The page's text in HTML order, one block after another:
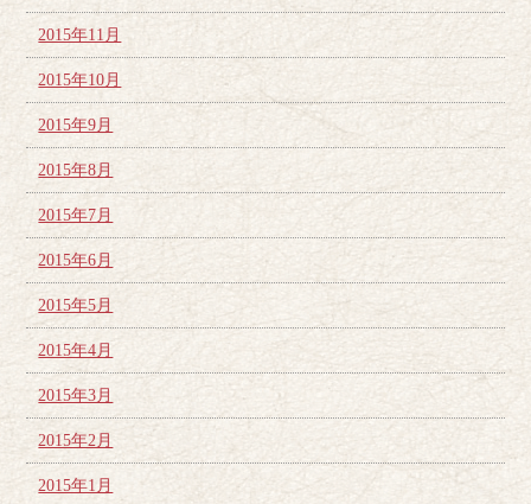
2015年11月
2015年10月
2015年9月
2015年8月
2015年7月
2015年6月
2015年5月
2015年4月
2015年3月
2015年2月
2015年1月